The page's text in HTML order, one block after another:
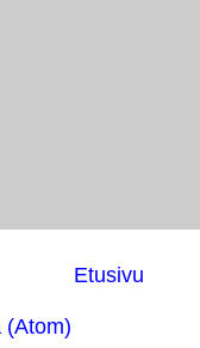
Etusivu
(Atom)